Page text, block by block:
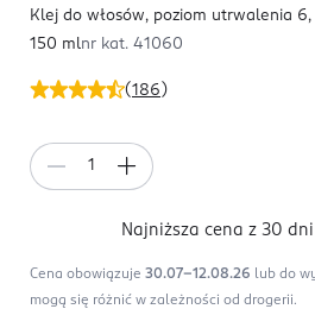
(186 )
Klej do włosów, poziom utrwalenia
150 mlnr kat. 41060
Najniższa cena z 30 dni
Cena obowiązuje 30.07-12.08.26 lub do
mogą się różnić w zależności od drogerii.